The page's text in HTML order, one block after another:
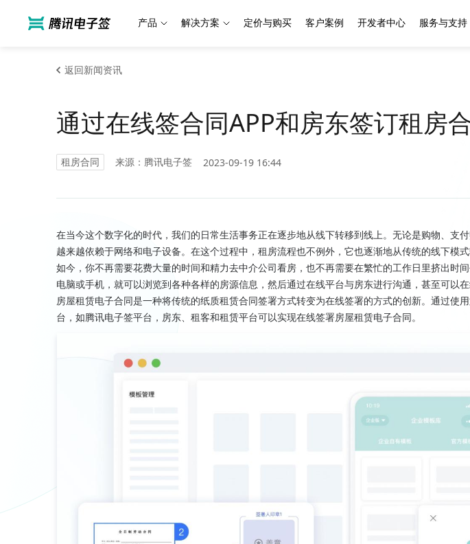
产品 解决方案 定价与购买 客户案例 开发者中心 服务与支持
返回新闻资讯
通过在线签合同APP和房东签订租房
租房合同 来源：腾讯电子签 2023-09-19 16:44
在当今这个数字化的时代，我们的日常生活事务正在逐步地从线下转移到线上。无论是购物、支
越来越依赖于网络和电子设备。在这个过程中，租房流程也不例外，它也逐渐地从传统的线下模式
如今，你不再需要花费大量的时间和精力去中介公司看房，也不再需要在繁忙的工作日里挤出时
电脑或手机，就可以浏览到各种各样的房源信息，然后通过在线平台与房东进行沟通，甚至可以在
房屋租赁电子合同是一种将传统的纸质租赁合同签署方式转变为在线签署的方式的创新。通过使
台，如腾讯电子签平台，房东、租客和租赁平台可以实现在线签署房屋租赁电子合同。